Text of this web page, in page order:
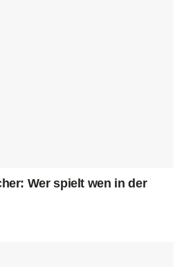
Wer spielt wen in der